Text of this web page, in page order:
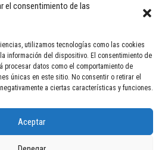
el consentimiento de las
utilizamos tecnologías como las cookies
información del dispositivo. El consentimiento de
procesar datos como el comportamiento de
únicas en este sitio. No consentir o retirar el
a ciertas características y funciones.
Aceptar
de privacidad Política de Cookies
Contacto